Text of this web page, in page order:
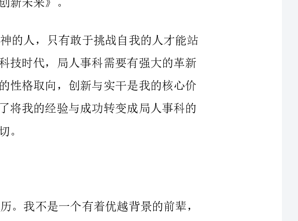
正是因为如此，我深信自己只有保持谦虚、不断学习才能够突破
值观。今天，我来到这里，为了将我的经验与成功转变成局人事科的